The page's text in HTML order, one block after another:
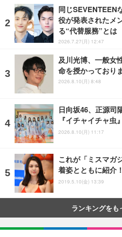
同じ
役が発表されたメ
る“代替服務”とは
2026.7.27(月) 12:47
及川光博、一般女
命を授かっており
2026.8.10(月) 8:48
日向坂46、正源司
『イチャイチャ
2026.8.10(月) 11:17
これが「ミスマガ
着姿とともに紹介！
2019.5.10(金) 13:39
ランキングをも